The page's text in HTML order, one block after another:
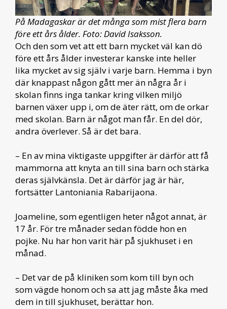
På Madagaskar är det många som mist flera barn
före ett års ålder. Foto: David Isaksson.
Och den som vet att ett barn mycket väl kan dö
före ett års ålder investerar kanske inte heller
lika mycket av sig själv i varje barn. Hemma i byn
där knappast någon gått mer än några år i
skolan finns inga tankar kring vilken miljö
barnen växer upp i, om de äter rätt, om de orkar
med skolan. Barn är något man får. En del dör,
andra överlever. Så är det bara.
– En av mina viktigaste uppgifter är därför att få
mammorna att knyta an till sina barn och stärka
deras självkänsla. Det är därför jag är här,
fortsätter Lantoniania Rabarijaona.
Joameline, som egentligen heter något annat, är
17 år. För tre månader sedan födde hon en
pojke. Nu har hon varit här på sjukhuset i en
månad.
– Det var de på kliniken som kom till byn och
som vägde honom och sa att jag måste åka med
dem in till sjukhuset, berättar hon.